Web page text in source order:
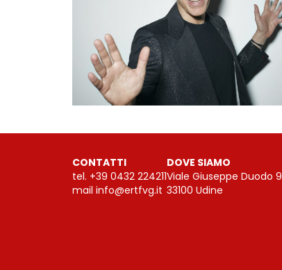
CONTATTI
tel. +39 0432 224211
mail info@ertfvg.it
DOVE SIAMO
Viale Giuseppe Duodo
33100 Udine